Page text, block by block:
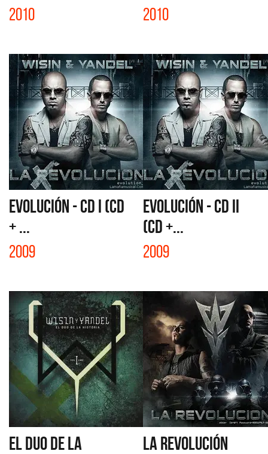
2010 2010
EVOLUCIÓN - CD I (CD
+ ...
2009
EVOLUCIÓN - CD II
(CD +...
2009
EL DUO DE LA
LA REVOLUCIÓN